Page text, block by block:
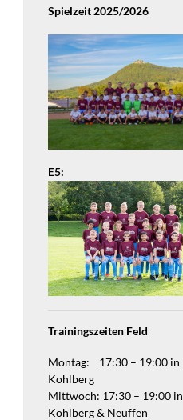
Spielzeit 2025/2026
E5:
Trainingszeiten Feld
Montag: 17:30 – 19:00 in
Kohlberg
Mittwoch: 17:30 – 19:00 in
Kohlberg & Neuffen